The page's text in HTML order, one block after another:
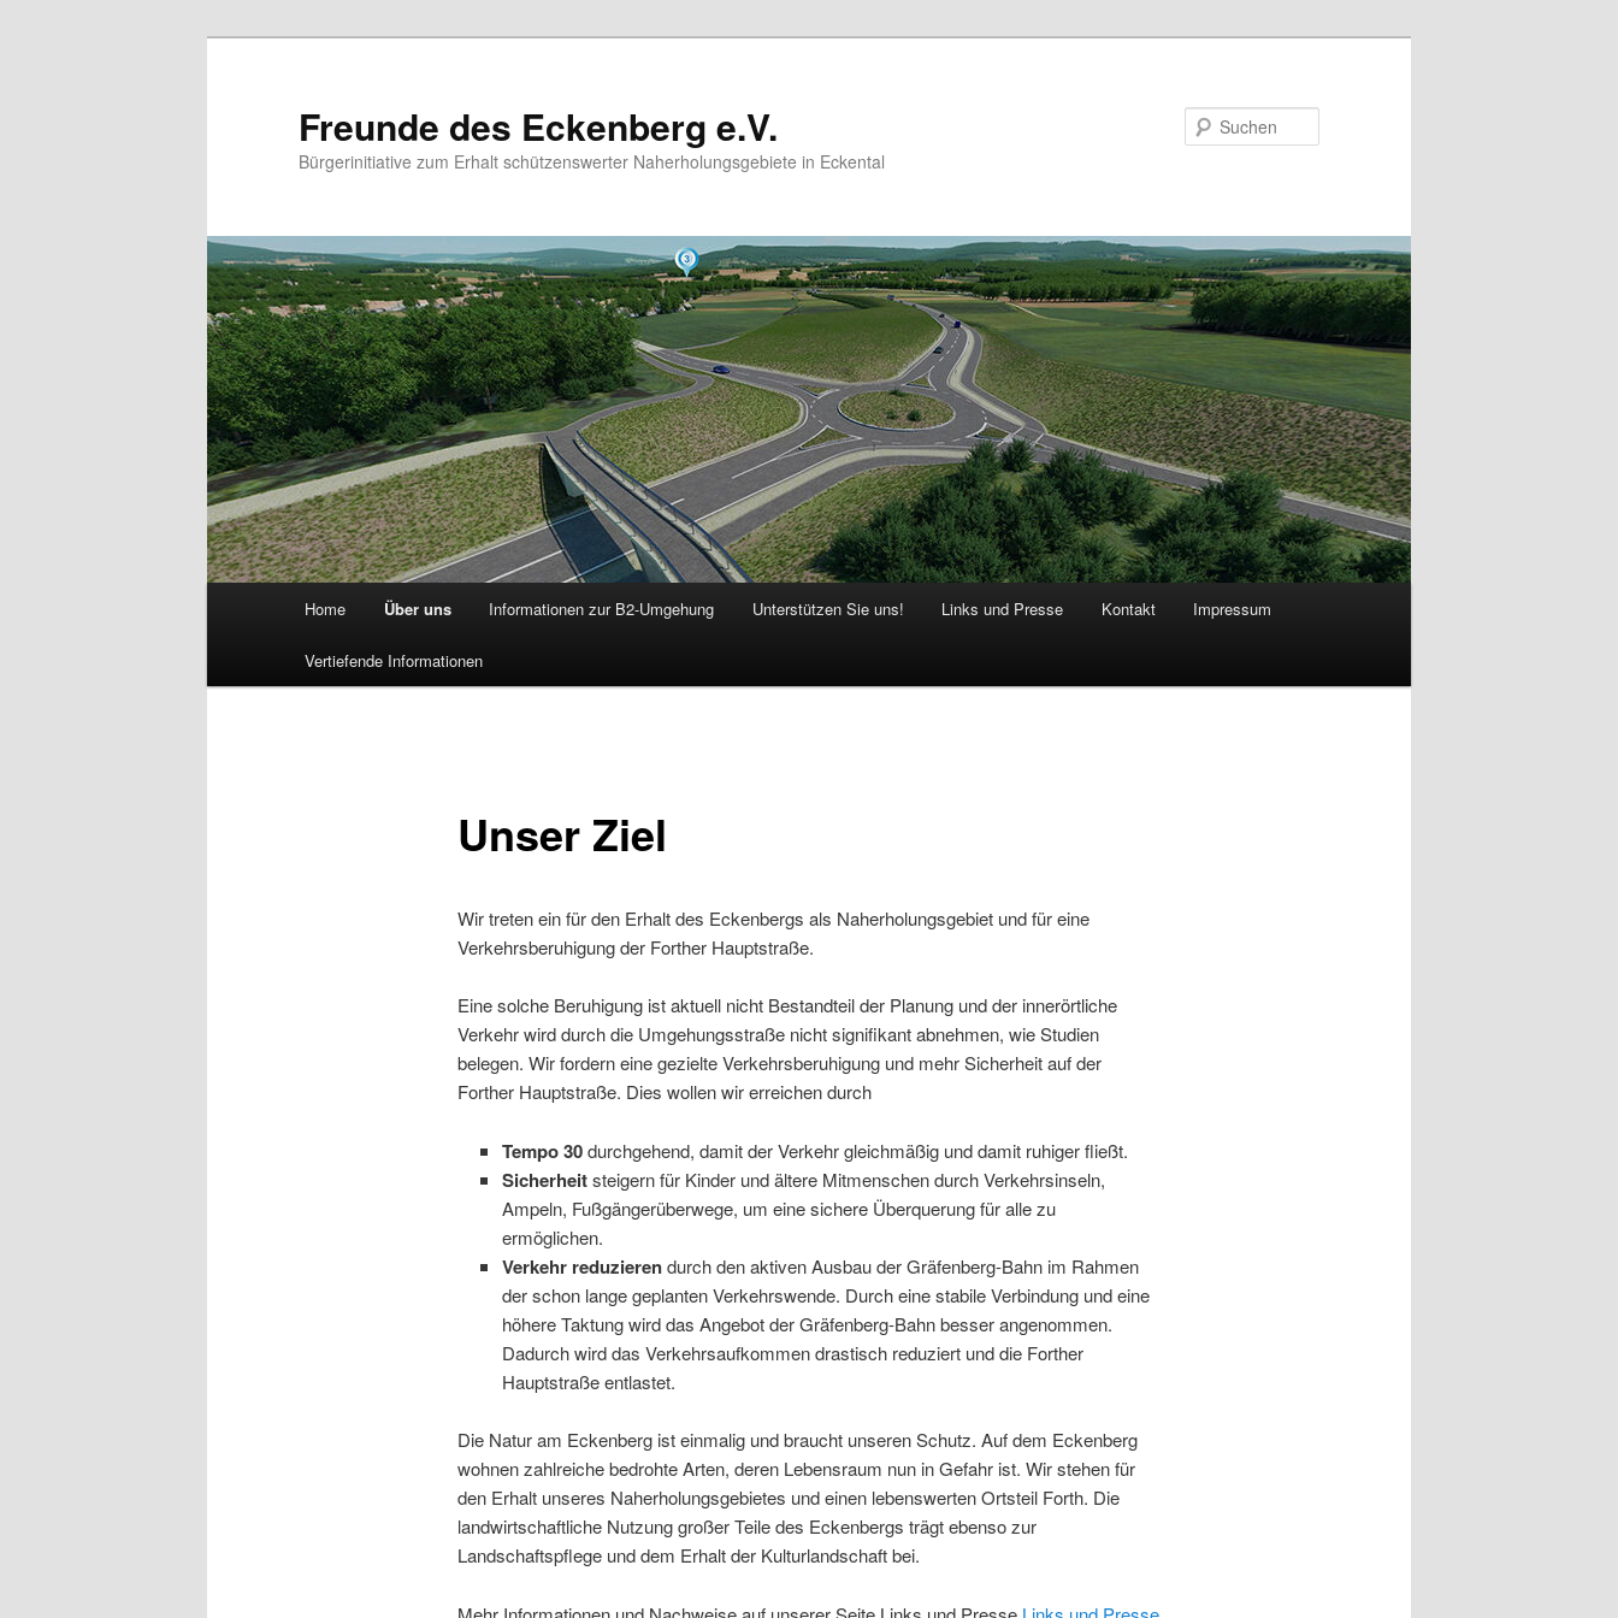
Freunde des Eckenberg e.V.
Bürgerinitiative zum Erhalt schützenswerter Naherholungsgebiete in Eckental
Home Über uns Informationen zur B2-Umgehung Unterstützen Sie uns! Links und Presse Kontakt Impressum
Vertiefende Informationen
Unser Ziel
Wir treten ein für den Erhalt des Eckenbergs als Naherholungsgebiet und für eine
Verkehrsberuhigung der Forther Hauptstraße.
Eine solche Beruhigung ist aktuell nicht Bestandteil der Planung und der innerörtliche
Verkehr wird durch die Umgehungsstraße nicht signifikant abnehmen, wie Studien
belegen. Wir fordern eine gezielte Verkehrsberuhigung und mehr Sicherheit auf der
Forther Hauptstraße. Dies wollen wir erreichen durch
Tempo 30durchgehend, damit der Verkehr gleichmäßig und damit ruhiger fließt.
Sicherheitsteigern für Kinder und ältere Mitmenschen durch Verkehrsinseln,
Ampeln, Fußgängerüberwege, um eine sichere Überquerung für alle zu
ermöglichen.
Verkehr reduzierendurch den aktiven Ausbau der Gräfenberg-Bahn im Rahmen
der schon lange geplanten Verkehrswende. Durch eine stabile Verbindung und eine
höhere Taktung wird das Angebot der Gräfenberg-Bahn besser angenommen.
Dadurch wird das Verkehrsaufkommen drastisch reduziert und die Forther
Hauptstraße entlastet.
Die Natur am Eckenberg ist einmalig und braucht unseren Schutz. Auf dem Eckenberg
wohnen zahlreiche bedrohte Arten, deren Lebensraum nun in Gefahr ist. Wir stehen für
den Erhalt unseres Naherholungsgebietes und einen lebenswerten Ortsteil Forth. Die
landwirtschaftliche Nutzung großer Teile des Eckenbergs trägt ebenso zur
Landschaftspflege und dem Erhalt der Kulturlandschaft bei.